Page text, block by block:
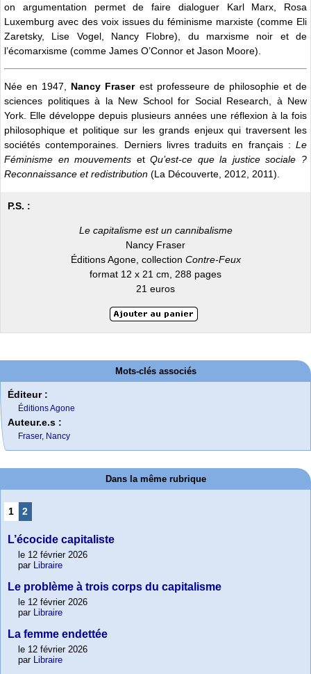
on argumentation permet de faire dialoguer Karl Marx, Rosa
Luxemburg avec des voix issues du féminisme marxiste (comme Eli
Zaretsky, Lise Vogel, Nancy Flobre), du marxisme noir et de
l’écomarxisme (comme James O’Connor et Jason Moore).
Née en 1947, Nancy Fraserest professeure de philosophie et de
sciences politiques à la New School for Social Research, à New
York. Elle développe depuis plusieurs années une réflexion à la fois
philosophique et politique sur les grands enjeux qui traversent les
sociétés contemporaines. Derniers livres traduits en français : Le
Féminisme en mouvements etQu’est-ce que la justice sociale ?
Reconnaissance et redistribution (La Découverte, 2012, 2011).
P.S. :
Le capitalisme est un cannibalisme
Nancy Fraser
Éditions Agone, collection Contre-Feux
format 12 x 21 cm, 288 pages
21 euros
Mots-clés associés
Éditeur :
Éditions Agone
Auteur.e.s :
Fraser, Nancy
Dans la même rubrique
1 2
L’écocide capitaliste
le 12 février 2026
par
Libraire
Le problème à trois corps du capitalisme
le 12 février 2026
par
Libraire
La femme endettée
le 12 février 2026
par
Libraire